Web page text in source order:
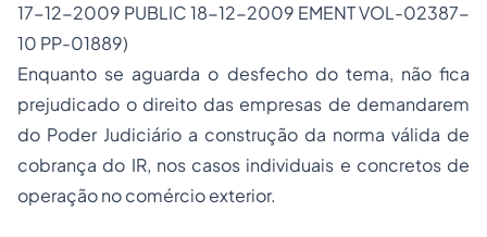
17-12-2009 PUBLIC 18-12-2009 EMENT VOL-02387-
10 PP-01889)
Enquanto se aguarda o desfecho do tema, não fica
prejudicado o direito das empresas de demandarem
do Poder Judiciário a construção da norma válida de
cobrança do IR, nos casos individuais e concretos de
operação no comércio exterior.